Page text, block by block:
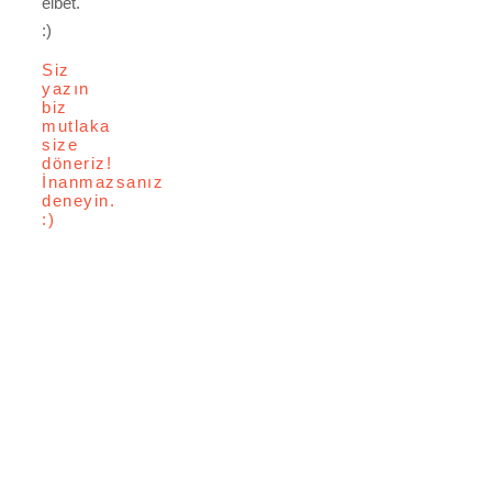
:)
Siz
yazın
biz
mutlaka
size
döneriz!
İnanmazsanız
deneyin.
:)